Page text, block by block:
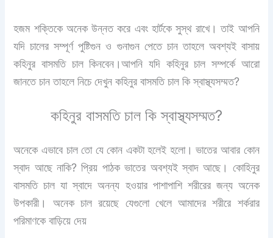
হজম শক্তিকে অনেক উন্নত করে এবং হার্টকে সুস্থ রাখে। তাই আপনি
যদি চালের সম্পূর্ণ পুষ্টিগুন ও গুনাগুন পেতে চান তাহলে অবশ্যই বাসায়
কহিনুর বাসমতি চাল কিনবেন।আপনি যদি কহিনুর চাল সম্পর্কে আরো
জানতে চান তাহলে নিচে দেখুন কহিনুর বাসমতি চাল কি স্বাস্থ্যসম্মত?
কহিনুর বাসমতি চাল কি স্বাস্থ্যসম্মত?
অনেকে এভাবে চাল তো যে কোন একটা হলেই হলো। ভাতের আবার কোন
স্বাদ আছে নাকি? প্রিয় পাঠক ভাতের অবশ্যই স্বাদ আছে। কোহিনুর
বাসমতি চাল যা স্বাদে অনন্য হওয়ার পাশাপাশি শরীরের জন্য অনেক
উপকারী। অনেক চাল রয়েছে যেগুলো খেলে আমাদের শরীরে শর্করার
পরিমাণকে বাড়িয়ে দেয়